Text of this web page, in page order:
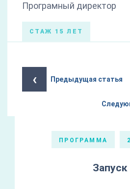
Програмный директор
СТАЖ 15 ЛЕТ
‹ Предыдущая статья
ПРОГРАММА
Запуск